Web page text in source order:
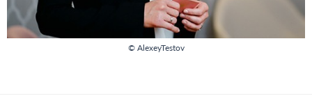
© AlexeyTestov